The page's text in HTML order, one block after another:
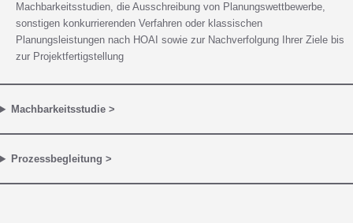
Machbarkeitsstudien, die Ausschreibung von Planungswettbewerbe,
sonstigen konkurrierenden Verfahren oder klassischen
Planungsleistungen nach HOAI sowie zur Nachverfolgung Ihrer Ziele bis
zur Projektfertigstellung
Machbarkeitsstudie >
Prozessbegleitung >